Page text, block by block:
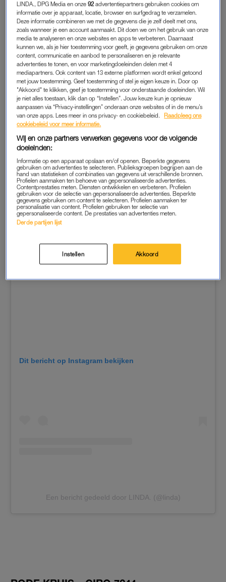
gaat onverminderd door.
Pasgeboren baby nog met
navelstreng uit puin gered na
aardbeving
LEES OOK
DONEREN
Wij hebben voor je op een rij gezet hoe je vanuit Nederland
kunt helpen en bij welke hulporganisaties je kunt doneren.
Tekst gaat hieronder verder.
Dit bericht op Instagram bekijken
Een bericht gedeeld door LINDA. (@linda)
LINDA., DPG Media en onze92 advertentiepartners gebruiken cookies om
informatie over je apparaat, locatie, browser en surfgedrag te verzamelen.
Deze informatie combineren we met de gegevens die je zelf deelt met ons,
zoals wanneer je een account aanmaakt. Dit doen we om het gebruik van onze
media te analyseren en onze websites en apps te verbeteren. Daarnaast
kunnen we, als je hier toestemming voor geeft, je gegevens gebruiken om onze
content, communicatie en aanbod te personaliseren en je relevante
advertenties te tonen, en voor marketingdoeleinden delen met 4
mediapartners. Ook content van 13 externe platformen wordt enkel getoond
met jouw toestemming. Geef toestemming of stel je eigen keuze in. Door op
"Akkoord" te klikken, geef je toestemming voor onderstaande doeleinden. Wil
je niet alles toestaan, klik dan op “Instellen”. Jouw keuze kun je opnieuw
aanpassen via “Privacy-instellingen” onderaan onze websites of in de menu’s
van onze apps. Lees meer in ons privacy- en cookiebeleid.
Raadpleeg ons
cookiebeleid voor meer informatie.
Wij en onze partners verwerken gegevens voor de volgende
doeleinden:
Informatie op een apparaat opslaan en/of openen. Beperkte gegevens
gebruiken om advertenties te selecteren. Publieksgroepen begrijpen aan de
hand van statistieken of combinaties van gegevens uit verschillende bronnen.
Profielen aanmaken ten behoeve van gepersonaliseerde advertenties.
Contentprestaties meten. Diensten ontwikkelen en verbeteren. Profielen
gebruiken voor de selectie van gepersonaliseerde advertenties. Beperkte
gegevens gebruiken om content te selecteren. Profielen aanmaken ter
personalisatie van content. Profielen gebruiken ter selectie van
gepersonaliseerde content. De prestaties van advertenties meten.
Derde partijen lijst
Instellen Akkoord